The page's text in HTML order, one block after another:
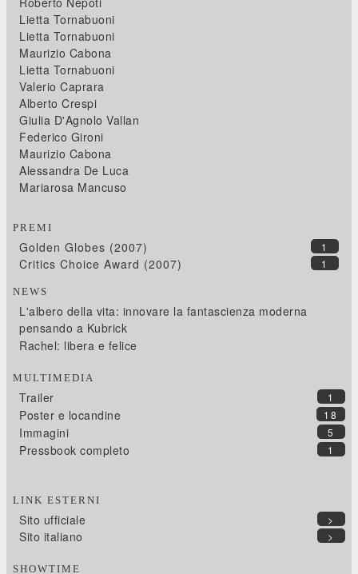
Lietta Tornabuoni
Lietta Tornabuoni
Maurizio Cabona
Lietta Tornabuoni
Valerio Caprara
Alberto Crespi
Giulia D'Agnolo Vallan
Federico Gironi
Maurizio Cabona
Alessandra De Luca
Mariarosa Mancuso
PREMI
1
Golden Globes (2007)
1
Critics Choice Award (2007)
NEWS
L'albero della vita: innovare la fantascienza moderna
pensando a Kubrick
Rachel: libera e felice
MULTIMEDIA
1
Trailer
18
Poster e locandine
5
Immagini
1
Pressbook completo
LINK ESTERNI
>
Sito ufficiale
>
Sito italiano
SHOWTIME